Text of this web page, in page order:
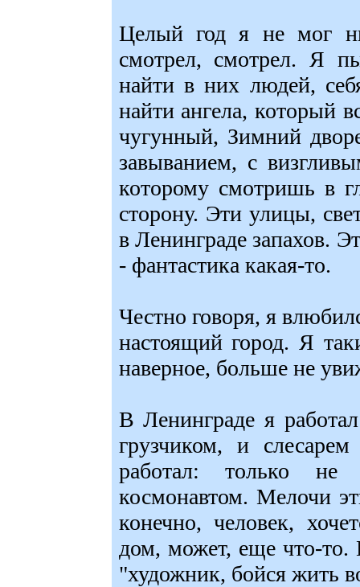
Целый год я не мог
смотрел, смотрел. Я
найти в них людей,
найти ангела, который
чугунный, Зимний
завыванием, с
которому смотришь в
сторону. Эти улицы,
в Ленинграде запахов.
- фантастика какая-то.
Честно говоря, я
настоящий город. Я
наверное, больше не
В Ленинграде я
грузчиком, и
работал: только
космонавтом. Мелочи
конечно, человек,
дом, может, еще что-
"художник, бойся жить